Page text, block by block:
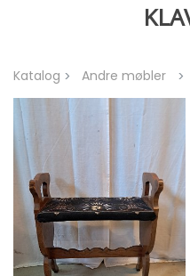
Katalog Andre møbler